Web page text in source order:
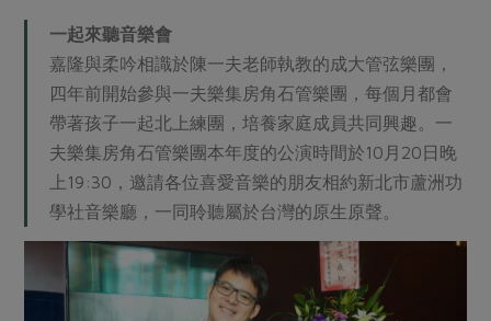
一起來聽音樂會
嘉隆與柔吟相識於陳一夫老師執教的成大管弦樂團，
四年前開始參與一夫樂集房角石管樂團，每個月都會
帶著孩子一起北上練團，培養家庭成員共同興趣。一
夫樂集房角石管樂團本年度的公演時間於10月20日晚
上19:30，邀請各位喜愛音樂的朋友相約新北市蘆洲功
學社音樂廳，一同聆聽屬於台灣的原生原聲。